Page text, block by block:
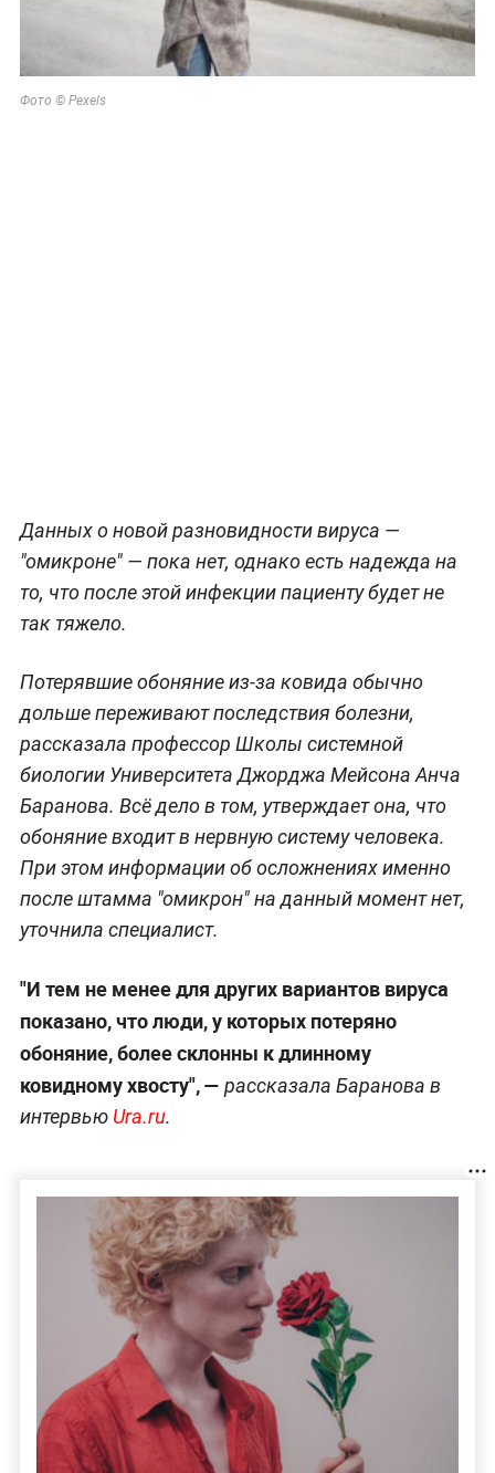
Фото © Pexels
Данных о новой разновидности вируса —
"омикроне" — пока нет, однако есть надежда на
то, что после этой инфекции пациенту будет не
так тяжело.
Потерявшие обоняние из-за ковида обычно
дольше переживают последствия болезни,
рассказала профессор Школы системной
биологии Университета Джорджа Мейсона Анча
Баранова. Всё дело в том, утверждает она, что
обоняние входит в нервную систему человека.
При этом информации об осложнениях именно
после штамма "омикрон" на данный момент нет,
уточнила специалист.
"И тем не менее для других вариантов вируса
показано, что люди, у которых потеряно
обоняние, более склонны к длинному
ковидному хвосту", — рассказала Баранова в
интервью Ura.ru.